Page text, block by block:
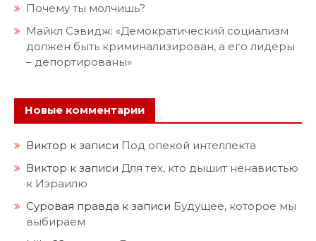
Почему ты молчишь?
Майкл Сэвидж: «Демократический социализм
должен быть криминализирован, а его лидеры
– депортированы»
Новые комментарии
Виктор к записи Под опекой интеллекта
Виктор к записи Для тех, кто дышит ненавистью
к Израилю
Суровая правда к записи Будущее, которое мы
выбираем